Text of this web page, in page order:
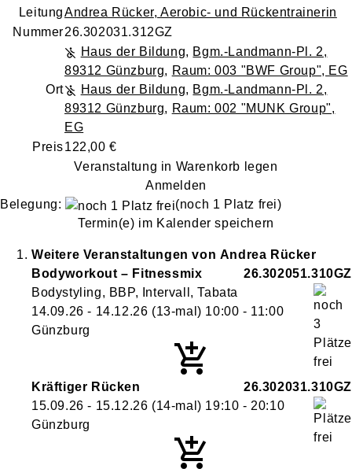
LeitungAndrea Rücker, Aerobic- und Rückentrainerin
Nummer26.302031.312GZ
Ort
Haus der Bildung, Bgm.-Landmann-Pl. 2,
89312 Günzburg, Raum: 003 "BWF Group", EG
Haus der Bildung, Bgm.-Landmann-Pl. 2,
89312 Günzburg, Raum: 002 "MUNK Group",
EG
Preis122,00 €
Veranstaltung in Warenkorb legen
Anmelden
Belegung:
(noch 1 Platz frei)
Termin(e) im Kalender speichern
Weitere Veranstaltungen von Andrea Rücker
Bodyworkout – Fitnessmix
26.302051.310GZ
Bodystyling, BBP, Intervall, Tabata
14.09.26 - 14.12.26 (13-mal) 10:00 - 11:00
Günzburg
Kräftiger Rücken
26.302031.310GZ
15.09.26 - 15.12.26 (14-mal) 19:10 - 20:10
Günzburg